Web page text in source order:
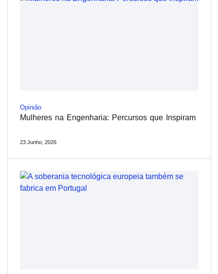
Opinião
Mulheres na Engenharia: Percursos que Inspiram
23 Junho, 2026